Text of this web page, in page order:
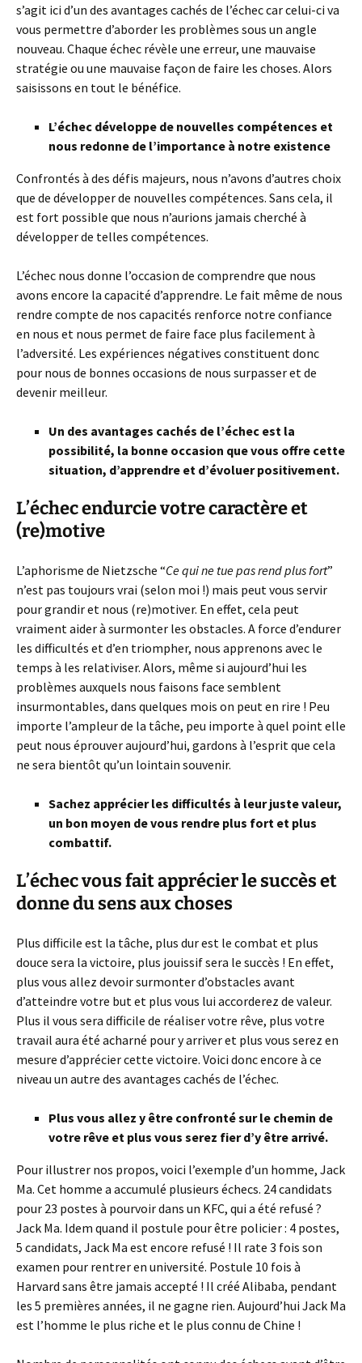
s’agit ici d’un des avantages cachés de l’échec car celui-ci va
vous permettre d’aborder les problèmes sous un angle
nouveau. Chaque échec révèle une erreur, une mauvaise
stratégie ou une mauvaise façon de faire les choses. Alors
saisissons en tout le bénéfice.
L’échec développe de nouvelles compétences et
nous redonne de l’importance à notre existence
Confrontés à des défis majeurs, nous n’avons d’autres choix
que de développer de nouvelles compétences. Sans cela, il
est fort possible que nous n’aurions jamais cherché à
développer de telles compétences.
L’échec nous donne l’occasion de comprendre que nous
avons encore la capacité d’apprendre. Le fait même de nous
rendre compte de nos capacités renforce notre confiance
en nous et nous permet de faire face plus facilement à
l’adversité. Les expériences négatives constituent donc
pour nous de bonnes occasions de nous surpasser et de
devenir meilleur.
Un des avantages cachés de l’échec est la
possibilité, la bonne occasion que vous offre cette
situation, d’apprendre et d’évoluer positivement.
L’échec endurcie votre caractère et
(re)motive
L’aphorisme de Nietzsche “Ce qui ne tue pas rend plus fort”
n’est pas toujours vrai (selon moi !) mais peut vous servir
pour grandir et nous (re)motiver. En effet, cela peut
vraiment aider à surmonter les obstacles. A force d’endurer
les difficultés et d’en triompher, nous apprenons avec le
temps à les relativiser. Alors, même si aujourd’hui les
problèmes auxquels nous faisons face semblent
insurmontables, dans quelques mois on peut en rire ! Peu
importe l’ampleur de la tâche, peu importe à quel point elle
peut nous éprouver aujourd’hui, gardons à l’esprit que cela
ne sera bientôt qu’un lointain souvenir.
Sachez apprécier les difficultés à leur juste valeur,
un bon moyen de vous rendre plus fort et plus
combattif.
L’échec vous fait apprécier le succès et
donne du sens aux choses
Plus difficile est la tâche, plus dur est le combat et plus
douce sera la victoire, plus jouissif sera le succès ! En effet,
plus vous allez devoir surmonter d’obstacles avant
d’atteindre votre but et plus vous lui accorderez de valeur.
Plus il vous sera difficile de réaliser votre rêve, plus votre
travail aura été acharné pour y arriver et plus vous serez en
mesure d’apprécier cette victoire. Voici donc encore à ce
niveau un autre des avantages cachés de l’échec.
Plus vous allez y être confronté sur le chemin de
votre rêve et plus vous serez fier d’y être arrivé.
Pour illustrer nos propos, voici l’exemple d’un homme, Jack
Ma. Cet homme a accumulé plusieurs échecs. 24 candidats
pour 23 postes à pourvoir dans un KFC, qui a été refusé ?
Jack Ma. Idem quand il postule pour être policier : 4 postes,
5 candidats, Jack Ma est encore refusé ! Il rate 3 fois son
examen pour rentrer en université. Postule 10 fois à
Harvard sans être jamais accepté ! Il créé Alibaba, pendant
les 5 premières années, il ne gagne rien. Aujourd’hui Jack Ma
est l’homme le plus riche et le plus connu de Chine !